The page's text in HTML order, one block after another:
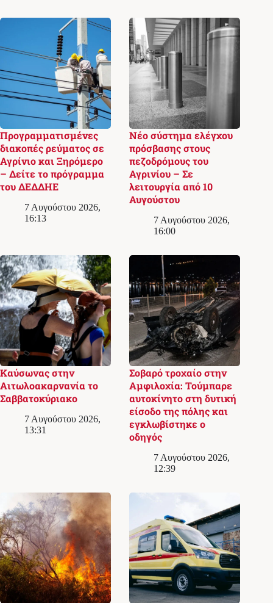
Προγραμματισμένες
διακοπές ρεύματος σε
Αγρίνιο και Ξηρόμερο
– Δείτε το πρόγραμμα
του ΔΕΔΔΗΕ
7 Αυγούστου 2026,
16:13
Νέο σύστημα ελέγχου
πρόσβασης στους
πεζοδρόμους του
Αγρινίου – Σε
λειτουργία από 10
Αυγούστου
7 Αυγούστου 2026,
16:00
Καύσωνας στην
Αιτωλοακαρνανία το
Σαββατοκύριακο
7 Αυγούστου 2026,
13:31
Σοβαρό τροχαίο στην
Αμφιλοχία: Τούμπαρε
αυτοκίνητο στη δυτική
είσοδο της πόλης και
εγκλωβίστηκε ο
οδηγός
7 Αυγούστου 2026,
12:39